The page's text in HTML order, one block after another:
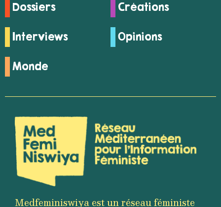
Dossiers Créations
Interviews Opinions
Monde
Medfeminiswiya est un réseau féministe